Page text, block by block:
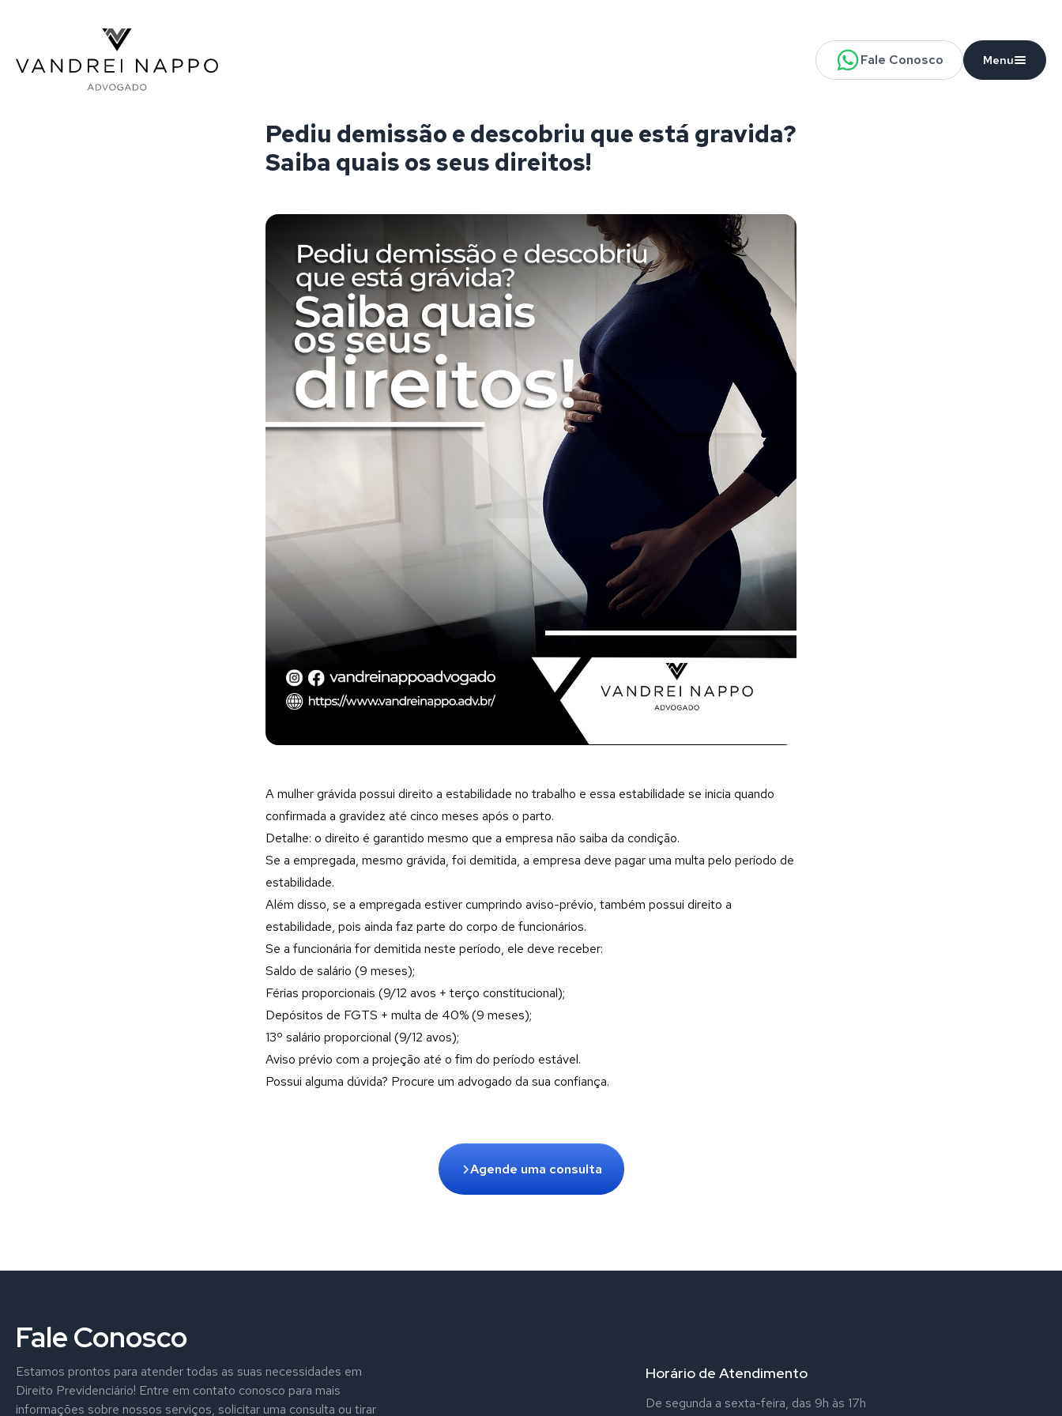
Vandrei Nappo - Advogado
Fale Conosco
Menu
Pediu demissão e descobriu que está gravida?
Saiba quais os seus direitos!
A mulher grávida possui direito a estabilidade no trabalho e essa estabilidade se inicia quando
confirmada a gravidez até cinco meses após o parto.
Detalhe: o direito é garantido mesmo que a empresa não saiba da condição.
Se a empregada, mesmo grávida, foi demitida, a empresa deve pagar uma multa pelo período de
estabilidade.
Além disso, se a empregada estiver cumprindo aviso-prévio, também possui direito a
estabilidade, pois ainda faz parte do corpo de funcionários.
Se a funcionária for demitida neste período, ele deve receber:
Saldo de salário (9 meses);
Férias proporcionais (9/12 avos + terço constitucional);
Depósitos de FGTS + multa de 40% (9 meses);
13º salário proporcional (9/12 avos);
Aviso prévio com a projeção até o fim do período estável.
Possui alguma dúvida? Procure um advogado da sua confiança.
Agende uma consulta
Fale Conosco
Estamos prontos para atender todas as suas necessidades em
Direito Previdenciário! Entre em contato conosco para mais
informações sobre nossos serviços, solicitar uma consulta ou tirar
Horário de Atendimento
De segunda a sexta-feira, das 9h às 17h